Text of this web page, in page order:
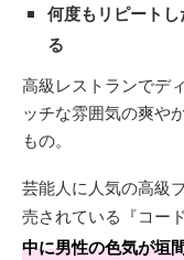
何度もリピート
る
高級レストランでデ
ッチな雰囲気の爽や
もの。
芸能人に人気の高級
売されている『コー
中に男性の色気が垣